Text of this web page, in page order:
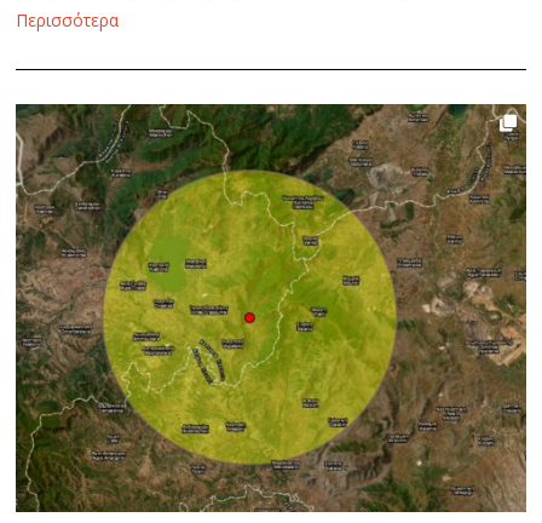
Περισσότερα